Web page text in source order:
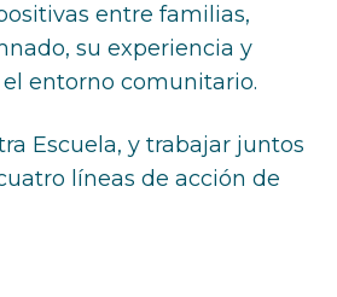
entre familias,
su experiencia y
entorno comunitario.
Escuela, y trabajar juntos
líneas de acción de